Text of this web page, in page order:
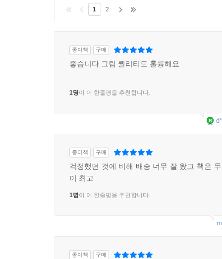
1 2
종이책 구매
좋습니다 그림 퀄리티도 훌륭해요
1명이 이 한줄평을 추천합니다.
종이책 구매
걱정했던 것에 비해 배송 너무 잘 왔고 책은
이 최고
1명이 이 한줄평을 추천합니다.
종이책 구매